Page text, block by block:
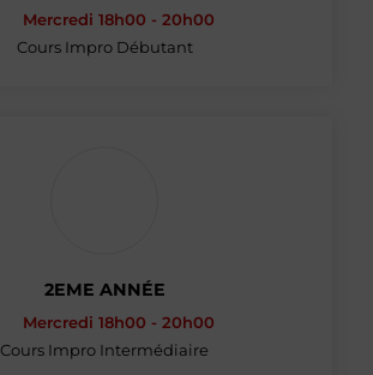
Mercredi 18h00 - 20h00
Cours Impro Débutant
2EME ANNÉE
Mercredi 18h00 - 20h00
Cours Impro Intermédiaire